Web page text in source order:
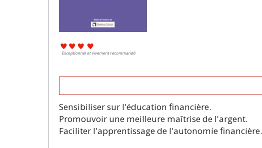
Sensibiliser sur l'éducation financière.
Promouvoir une meilleure maîtrise de l'argent.
Faciliter l'apprentissage de l'autonomie financière.